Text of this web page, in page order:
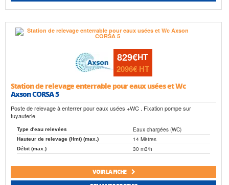
829€HT
2096€HT
Station de relevage enterrable pour eaux usées et Wc
Axson CORSA 5
Poste de relevage à enterrer pour eaux usées +WC . Fixation pompe sur
tuyauterie
Type d'eau relevées Eaux chargées (WC)
Hauteur de relevage (Hmt) (max.) 14 Mètres
Débit (max.) 30 m3/h
VOIR LA FICHE